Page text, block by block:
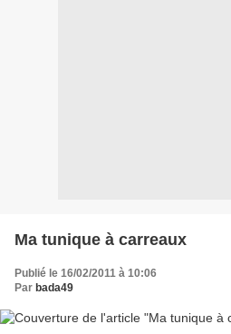
Ma tunique à carreaux
Publié le 16/02/2011 à 10:06
Par bada49